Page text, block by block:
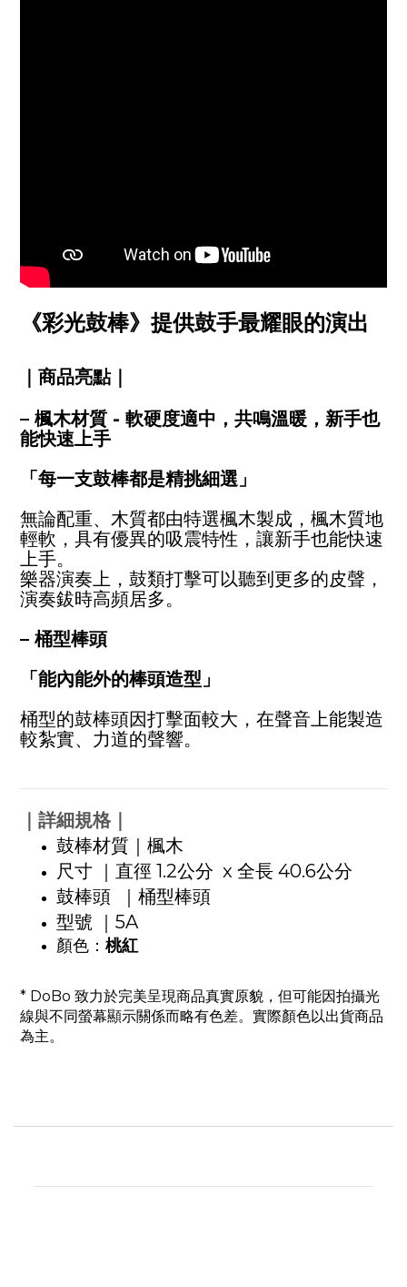
《彩光鼓棒》提供鼓手最耀眼的演出
｜商品亮點｜
– 楓木材質 - 軟硬度適中，共鳴溫暖，新手也
能快速上手
「每一支鼓棒都是精挑細選」
無論配重、木質都由特選楓木製成，楓木質地
輕軟，具有優異的吸震特性，讓新手也能快速
上手。
樂器演奏上，鼓類打擊可以聽到更多的皮聲，
演奏鈸時高頻居多。
– 桶型棒頭
「能內能外的棒頭造型」
桶型的鼓棒頭因打擊面較大，在聲音上能製造
較紮實、力道的聲響。
｜詳細規格｜
鼓棒材質｜楓木
尺寸 ｜直徑 1.2公分 x 全長 40.6公分
鼓棒頭 ｜桶型棒頭
型號 ｜5A
顏色： 桃紅
* DoBo 致力於完美呈現商品真實原貌，但可能因拍攝光
線與不同螢幕顯示關係而略有色差。實際顏色以出貨商品
為主。